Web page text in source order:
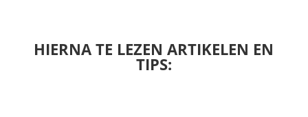
HIERNA TE LEZEN ARTIKELEN EN
TIPS: